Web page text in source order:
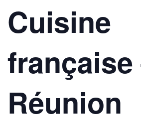
Cuisine
française
Réunion